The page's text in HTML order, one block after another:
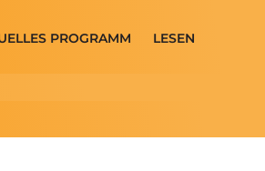
PROGRAMM LESEN